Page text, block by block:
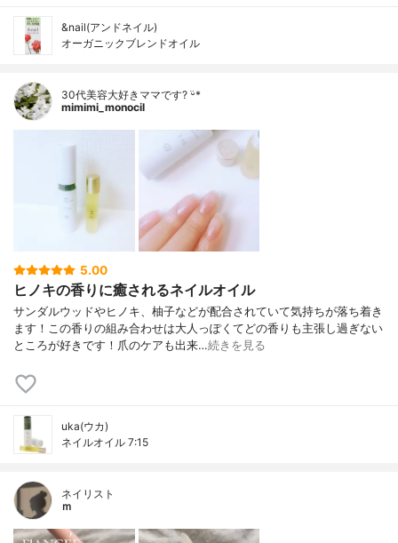
&nail(アンドネイル)
オーガニックブレンドオイル
30代美容大好きママです? ᵕ̈*
mimimi_monocil
5.00
ヒノキの香りに癒されるネイルオイル
サンダルウッドやヒノキ、柚子などが配合されていて気持ちが落ち着き
ます！この香りの組み合わせは大人っぽくてどの香りも主張し過ぎない
ところが好きです！爪のケアも出来…続きを見る
uka(ウカ)
ネイルオイル 7:15
ネイリスト
ｍ